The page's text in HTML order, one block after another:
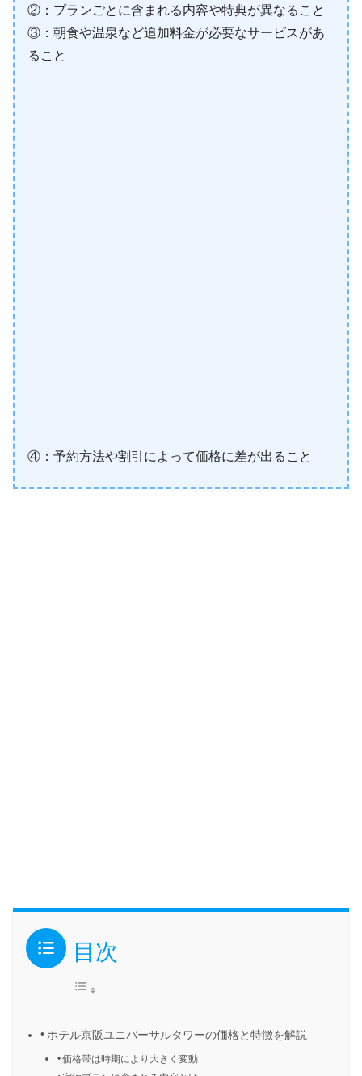
②：プランごとに含まれる内容や特典が異なること
③：朝食や温泉など追加料金が必要なサービスがあ
ること
④：予約方法や割引によって価格に差が出ること
目次
ホテル京阪ユニバーサルタワーの価格と特徴を解説
価格帯は時期により大きく変動